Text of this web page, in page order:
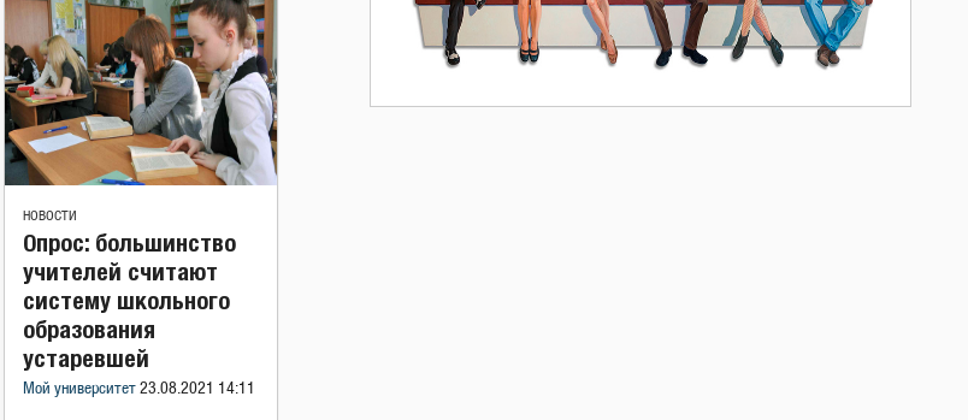
НОВОСТИ
Опрос: большинство
учителей считают
систему школьного
образования
устаревшей
Мой университет 23.08.2021 14:11